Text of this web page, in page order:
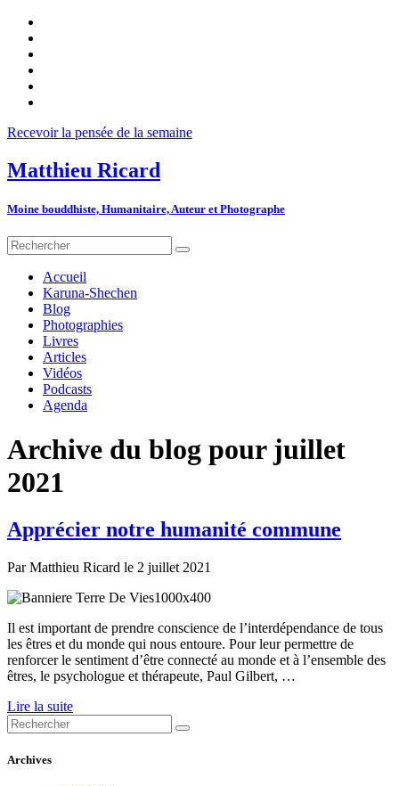
Recevoir la pensée de la semaine
Matthieu Ricard
Moine bouddhiste, Humanitaire, Auteur et Photographe
Accueil
Karuna-Shechen
Blog
Photographies
Livres
Articles
Vidéos
Podcasts
Agenda
Archive du blog pour juillet
2021
Apprécier notre humanité commune
ParMatthieu Ricard le 2 juillet 2021
Il est important de prendre conscience de l’interdépendance de tous
les êtres et du monde qui nous entoure. Pour leur permettre de
renforcer le sentiment d’être connecté au monde et à l’ensemble des
êtres, le psychologue et thérapeute, Paul Gilbert, …
Lire la suite
Archives